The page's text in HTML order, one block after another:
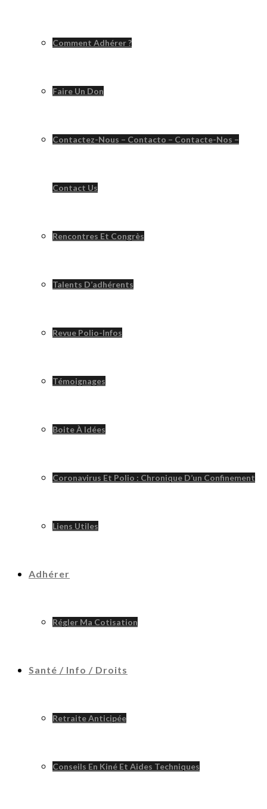
Comment Adhérer ?
Faire Un Don
Contactez-Nous – Contacto – Contacte-Nos –
Contact Us
Rencontres Et Congrès
Talents D’adhérents
Revue Polio-Infos
Témoignages
Boite À Idées
Coronavirus Et Polio : Chronique D’un Confinement
Liens Utiles
Adhérer
Régler Ma Cotisation
Santé / Info / Droits
Retraite Anticipée
Conseils En Kiné Et Aides Techniques